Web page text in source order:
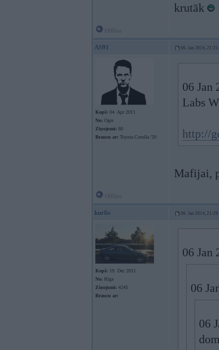
krutāk
AS91 06. Jan 2014, 21:25
Kopš: 04. Apr 2011
No: Ogre
Ziņojumi: 80
Braucu ar: Toyota Corolla '20
06 Jan
Labs
http://
Mafijai,
kurlis 06. Jan 2014, 21:29
Kopš: 19. Dec 2011
No: Rīga
Ziņojumi: 4245
Braucu ar:
06 Jan
06
06